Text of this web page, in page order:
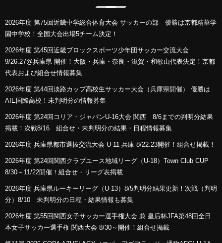
2026年度 第75回近畿中学総合体育大会 サッカーの部 優勝は京都精華学
園中学校！全国大会出場5チーム決定！
2026年度 第45回近畿ブロックスポーツ少年団サッカー交流大会
9/26.27@兵庫県 開催！大阪・兵庫・奈良・滋賀・和歌山代表決定！京都
代表および組合せ情報募集
2026年度 第44回淡路カップ高校生サッカー大会（兵庫県開催） 優勝は
AIE国際高校！未判明分の情報募集
2026年度 第24回コリア・ジャパンU-16大会 関西 8/6までの判明分結果
掲載！次戦8/16 組合せ・未判明分の結果・日程情報募集
2026年度 兵庫県都市選抜交流大会 U-11 兵庫 8/22.23開催！組合せ掲載！
2026年度 第24回関西クラブユース地域リーグ（U-18）Town Club CUP
8/30～11/22開催！組合せ・リーグ表掲載
2026年度 兵庫県ルーキーリーグ（U-13）8/5判明分結果更新！次戦（判明
分）8/10 未判明分の日程・結果情報も募集
2026年度 第55回関西女子サッカー選手権大会 兼 皇后杯JFA第48回全日
本女子サッカー選手権 関西大会 8/30～開催！組合せ掲載